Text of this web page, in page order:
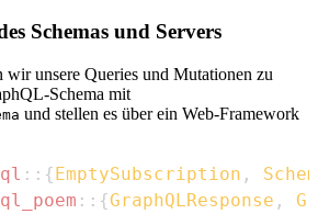
Schemas und Servers
unsere Queries und Mutationen zu
Schema mit
und stellen es über ein Web-Framework
:: {EmptySubscription ,
:: {GraphQLResponse ,